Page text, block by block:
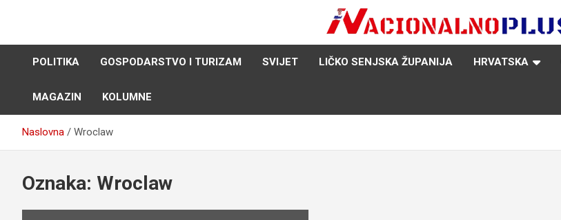
NacionalnoPlus.hr
Nacija želi znati više
POLITIKA
GOSPODARSTVO I TURIZAM SVIJET LIČKO SENJSKA ŽUPANIJA HRVATSKA
MAGAZIN KOLUMNE
Naslovna Wroclaw
Oznaka: Wroclaw